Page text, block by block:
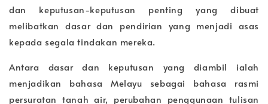
dan keputusan-keputusan penting yang dibuat
melibatkan dasar dan pendirian yang menjadi asas
kepada segala tindakan mereka.
Antara dasar dan keputusan yang diambil ialah
menjadikan bahasa Melayu sebagai bahasa rasmi
persuratan tanah air, perubahan penggunaan tulisan